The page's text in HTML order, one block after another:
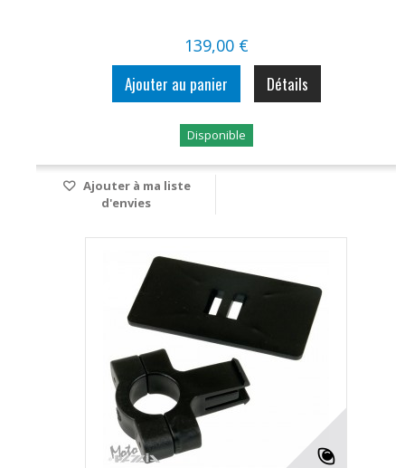
139,00 €
Ajouter au panier Détails
Disponible
Ajouter à ma liste
d'envies